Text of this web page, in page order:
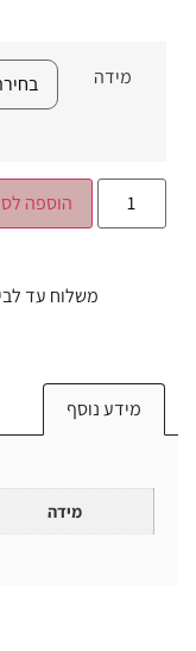
מידה
הוספה
משלוח עד לבית הלקוח 3-4
מידע נוסף
מידה